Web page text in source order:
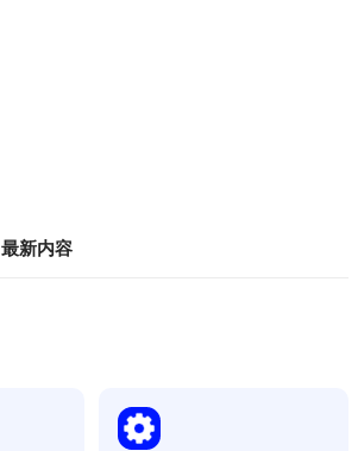
最新内容